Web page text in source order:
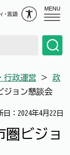
MENU
行政運営 ＞ 政
ジョン懇談会
日：2024年4月22日
圏ビジョ